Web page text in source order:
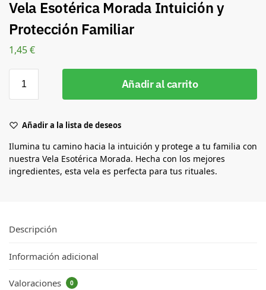
Vela Esotérica Morada Intuición y
Protección Familiar
1,45€
Añadir al carrito
Añadir a la lista de deseos
Ilumina tu camino hacia la intuición y protege a tu familia con
nuestra Vela Esotérica Morada. Hecha con los mejores
ingredientes, esta vela es perfecta para tus rituales.
Descripción
Información adicional
Valoraciones 0